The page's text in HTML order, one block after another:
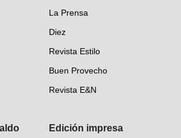
La Prensa
Diez
Revista Estilo
Buen Provecho
Revista E&N
Edición impresa